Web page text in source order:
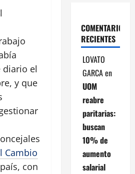
diario el
y que
Cambio
con
COMENTARIOS
RECIENTES
LOVATO
GARCAen
UOM
reabre
paritarias:
buscan
10% de
aumento
salarial